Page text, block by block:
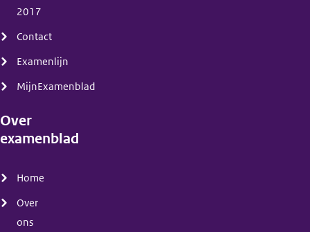
2017
Contact
Examenlijn
MijnExamenblad
Over
examenblad
Home
Over
ons